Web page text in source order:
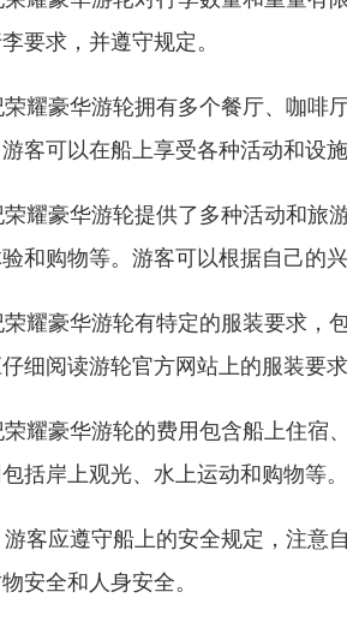
要求，并遵守规定。
耀豪华游轮拥有多个餐厅、咖啡
客可以在船上享受各种活动和设
耀豪华游轮提供了多种活动和旅
和购物等。游客可以根据自己的
耀豪华游轮有特定的服装要求，
细阅读游轮官方网站上的服装要
耀豪华游轮的费用包含船上住宿
括岸上观光、水上运动和购物等。
客应遵守船上的安全规定，注意
安全和人身安全。